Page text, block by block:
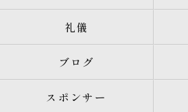
礼儀
ブログ
スポンサー